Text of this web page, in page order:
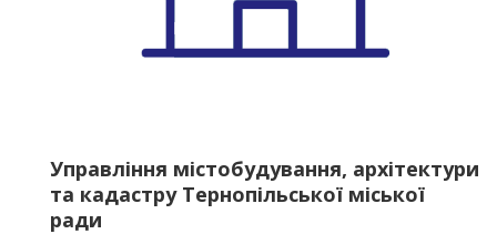
Управління містобудування, архітектури
та кадастру Тернопільської міської
ради